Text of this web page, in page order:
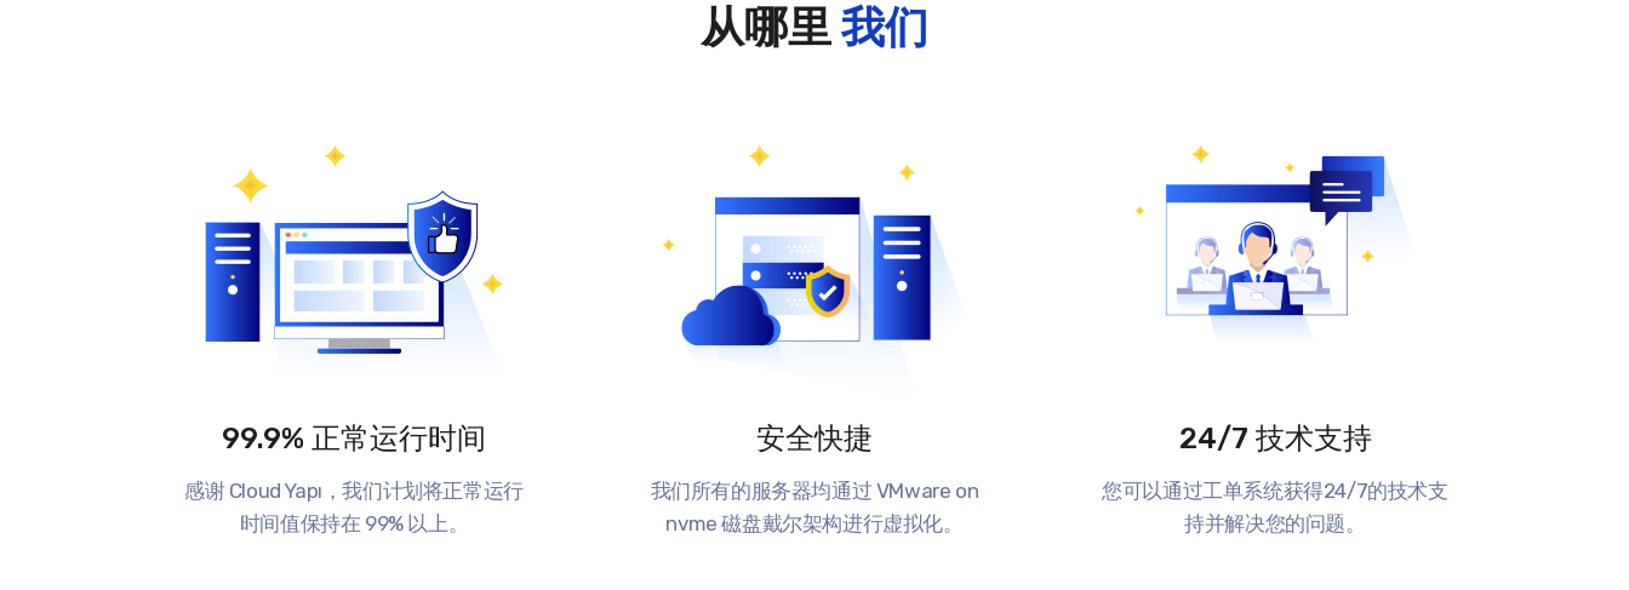
从哪里我们
99.9% 正常运行时间
感谢 Cloud Yapı，我们计划将正常运行
时间值保持在 99% 以上。
安全快捷
我们所有的服务器均通过 VMware on
nvme 磁盘戴尔架构进行虚拟化。
24/7 技术支持
您可以通过工单系统获得24/7的技术支
持并解决您的问题。